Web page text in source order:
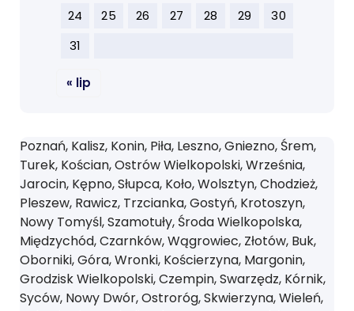
24
25 26 27 28 29
30
31
« lip
Poznań, Kalisz, Konin, Piła, Leszno, Gniezno, Śrem,
Turek, Kościan, Ostrów Wielkopolski, Września,
Jarocin, Kępno, Słupca, Koło, Wolsztyn, Chodzież,
Pleszew, Rawicz, Trzcianka, Gostyń, Krotoszyn,
Nowy Tomyśl, Szamotuły, Środa Wielkopolska,
Międzychód, Czarnków, Wągrowiec, Złotów, Buk,
Oborniki, Góra, Wronki, Kościerzyna, Margonin,
Grodzisk Wielkopolski, Czempin, Swarzędz, Kórnik,
Syców, Nowy Dwór, Ostroróg, Skwierzyna, Wieleń,